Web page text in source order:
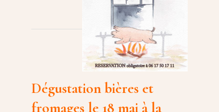
Dégustation bières et
fromages le 18 mai à la